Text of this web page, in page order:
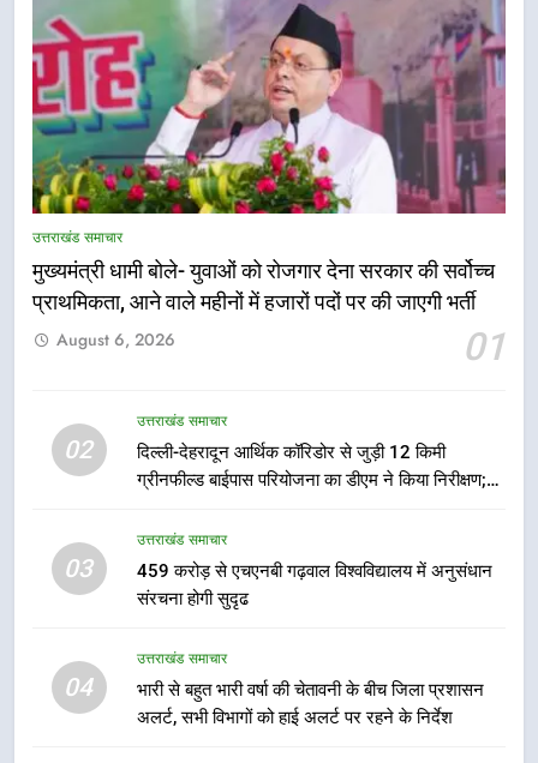
उत्तराखंड समाचार
मुख्यमंत्री धामी बोले- युवाओं को रोजगार देना सरकार की सर्वोच्च
प्राथमिकता, आने वाले महीनों में हजारों पदों पर की जाएगी भर्ती
01
August 6, 2026
02
उत्तराखंड समाचार
दिल्ली-देहरादून आर्थिक कॉरिडोर से जुड़ी 12 किमी
ग्रीनफील्ड बाईपास परियोजना का डीएम ने किया निरीक्षण;
सुरक्षा मानकों से कोई समझौता नहींः डीएम
03
उत्तराखंड समाचार
459 करोड़ से एचएनबी गढ़वाल विश्वविद्यालय में अनुसंधान
संरचना होगी सुदृढ
04
उत्तराखंड समाचार
भारी से बहुत भारी वर्षा की चेतावनी के बीच जिला प्रशासन
अलर्ट, सभी विभागों को हाई अलर्ट पर रहने के निर्देश
5
एमडीडीए बोर्ड बैठक में 25 विकास प्रस्तावों
नियोजित विकास को मिलेगी रफ्तार
उत्तराखंड समाचार
में पीएम आवास योजना (शहरी) की प्रगति
की हुई समीक्षा
उत्तराखंड समाचार
बैरागीवाला हत्याकांड के फरार चल रहे
अभियुक्त को दून पुलिस ने हरिद्वार से किया